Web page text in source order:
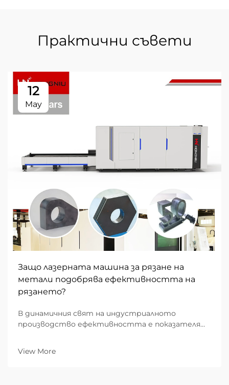
Практични съвети
12
May
Защо лазерната машина за рязане на
метали подобрява ефективността на
рязането?
В динамичния свят на индустриалното
производство ефективността е показателят,
традиционното механично рязане към
View More